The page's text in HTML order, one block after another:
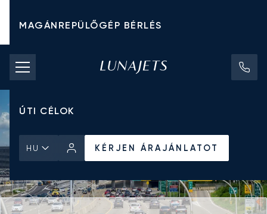
MAGÁNREPÜLŐGÉP BÉRLÉS
CHARTER ÁRAK
MAGÁNREPÜLŐGÉPEK
ÚTI CÉLOK
HU KÉRJEN ÁRAJÁNLATOT